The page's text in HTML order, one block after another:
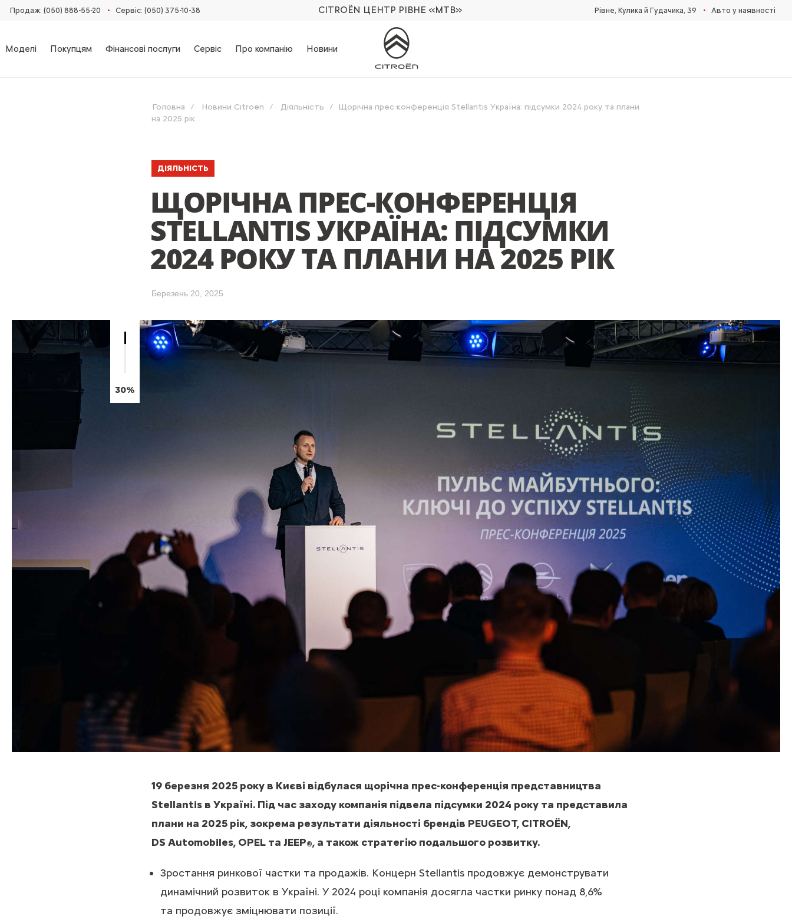
Продаж: (050) 888-55-20 • Сервіс: (050) 375-10-38 CITROËN ЦЕНТР РІВНЕ «МТВ» Рівне, Кулика й Гудачика, 39 • Авто у наявності
Моделі Покупцям Фінансові послуги Сервіс Про компанію Новини
Головна Новини Citroën Діяльність
Щорічна прес-конференція Stellantis Україна: підсумки 2024 року та плани
на 2025 рік
ДІЯЛЬНІСТЬ
ЩОРІЧНА ПРЕС-КОНФЕРЕНЦІЯ
STELLANTIS УКРАЇНА: ПІДСУМКИ
2024 РОКУ ТА ПЛАНИ НА 2025 РІК
Березень 20, 2025
30%
19 березня 2025 року в Києві відбулася щорічна прес-конференція представництва
Stellantis в Україні. Під час заходу компанія підвела підсумки 2024 року та представила
плани на 2025 рік, зокрема результати діяльності брендів PEUGEOT, CITROЁN,
DS Automobiles, OPEL та JEEP®, а також стратегію подальшого розвитку.
Зростання ринкової частки та продажів. Концерн Stellantis продовжує демонструвати
динамічний розвиток в Україні. У 2024 році компанія досягла частки ринку понад 8,6%
та продовжує зміцнювати позиції.